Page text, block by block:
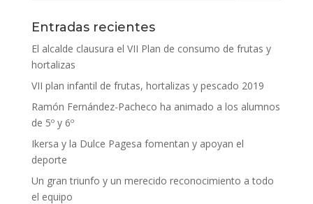
Entradas recientes
El alcalde clausura el VII Plan de consumo de frutas y
hortalizas
VII plan infantil de frutas, hortalizas y pescado 2019
Ramón Fernández-Pacheco ha animado a los alumnos
de 5º y 6º
Ikersa y la Dulce Pagesa fomentan y apoyan el
deporte
Un gran triunfo y un merecido reconocimiento a todo
el equipo